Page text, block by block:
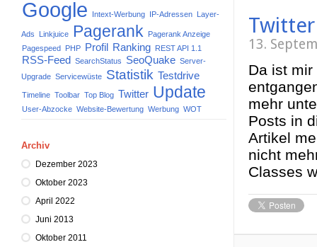
Google Intext-Werbung IP-Adressen Layer-
Ads Linkjuice Pagerank
Pagerank Anzeige
Pagespeed PHP Profil Ranking REST API 1.1
RSS-Feed SearchStatus SeoQuake Server-
Upgrade Servicewüste Statistik Testdrive
Timeline Toolbar Top Blog Twitter Update
User-Abzocke Website-Bewertung Werbung WOT
Archiv
Dezember 2023
Oktober 2023
April 2022
Juni 2013
Oktober 2011
13.
Da ist
mehr
Posts in
Artikel
nicht
Classes